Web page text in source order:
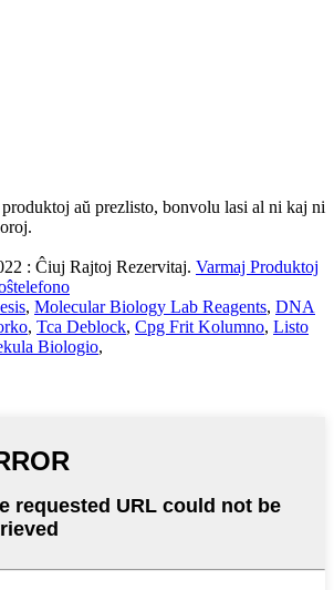
aŭ prezlisto, bonvolu lasi al ni kaj ni
: Ĉiuj Rajtoj Rezervitaj. Varmaj Produktoj
, Molecular Biology Lab Reagents, DNA
, Tca Deblock, Cpg Frit Kolumno, Listo
Biologio,